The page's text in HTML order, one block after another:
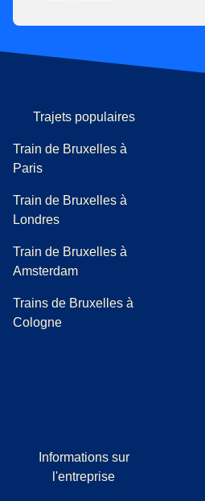
Trajets populaires
Train de Bruxelles à
Paris
Train de Bruxelles à
Londres
Train de Bruxelles à
Amsterdam
Trains de Bruxelles à
Cologne
Informations sur
l'entreprise